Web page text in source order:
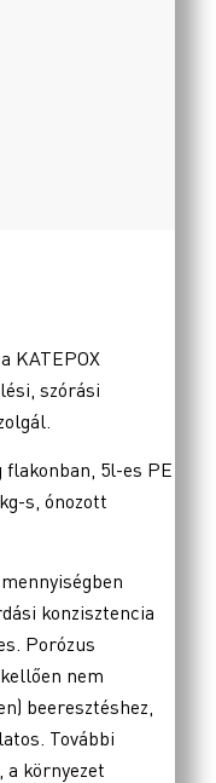
KATEPOX
szórási
5l-es PE
s, ónozott
konzisztencia
Porózus
nem
beeresztéshez,
További
a környezet